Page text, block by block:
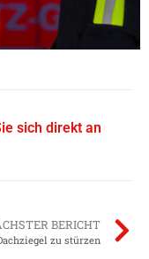
sich direkt an
BERICHT
zu stürzen